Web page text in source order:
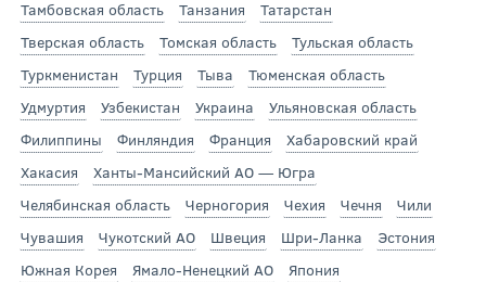
Тамбовская область
Танзания
Татарстан
Тверская область
Томская область
Тульская область
Туркменистан
Турция Тыва
Тюменская область
Удмуртия
Узбекистан Украина
Ульяновская область
Филиппины
Финляндия Франция
Хабаровский край
Хакасия
Ханты-Мансийский АО — Югра
Челябинская область
Черногория Чехия Чечня
Чили
Чувашия
Чукотский АО Швеция Шри-Ланка
Эстония
Южная Корея
Ямало-Ненецкий АО
Япония